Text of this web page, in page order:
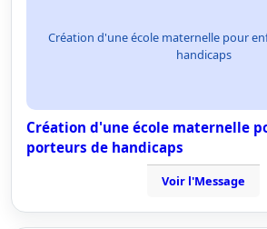
Création d'une école maternelle pour
handicaps
Création d'une école maternelle
porteurs de handicaps
Voir l'Message